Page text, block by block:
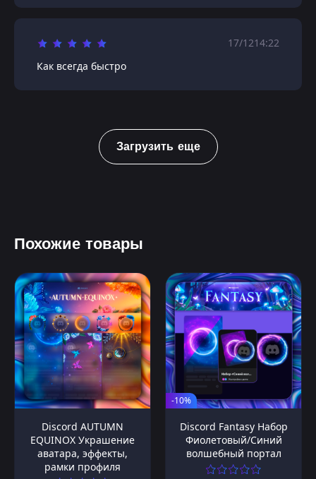
17/1214:22
Как всегда быстро
Загрузить еще
Похожие товары
Discord AUTUMN
EQUINOX Украшение
аватара, эффекты,
рамки профиля
-10%
Discord Fantasy Набор
Фиолетовый/Синий
волшебный портал